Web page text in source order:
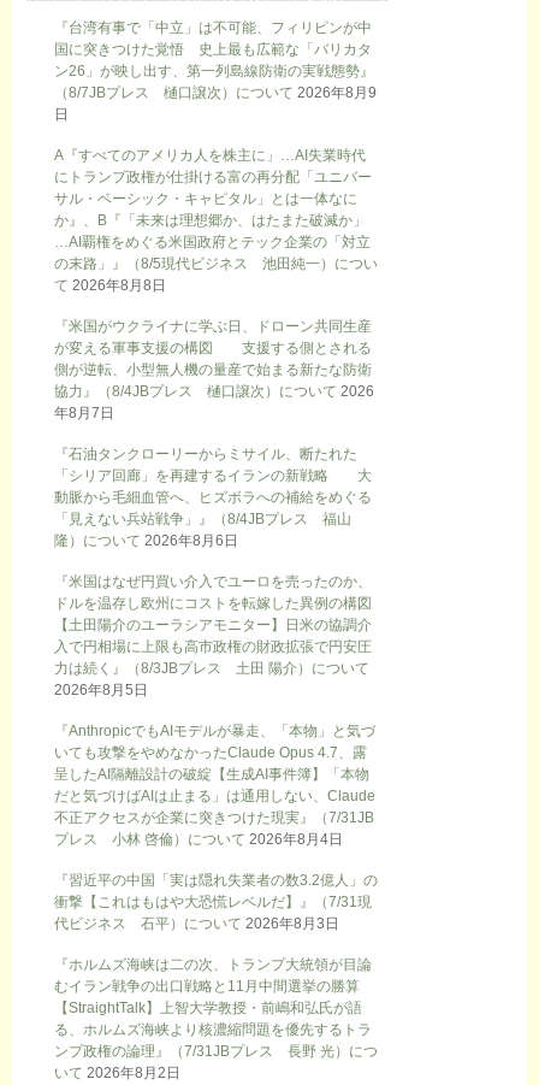
『台湾有事で「中立」は不可能、フィリピンが中
国に突きつけた覚悟 史上最も広範な「バリカタ
ン26」が映し出す、第一列島線防衛の実戦態勢』
（8/7JBプレス 樋口譲次）について 2026年8月9
日
A『すべてのアメリカ人を株主に」…AI失業時代
にトランプ政権が仕掛ける富の再分配「ユニバー
サル・ベーシック・キャピタル」とは一体なに
か』、B『「未来は理想郷か、はたまた破滅か」
…AI覇権をめぐる米国政府とテック企業の「対立
の末路」』（8/5現代ビジネス 池田純一）につい
て 2026年8月8日
『米国がウクライナに学ぶ日、ドローン共同生産
が変える軍事支援の構図 支援する側とされる
側が逆転、小型無人機の量産で始まる新たな防衛
協力』（8/4JBプレス 樋口譲次）について 2026
年8月7日
『石油タンクローリーからミサイル、断たれた
「シリア回廊」を再建するイランの新戦略 大
動脈から毛細血管へ、ヒズボラへの補給をめぐる
「見えない兵站戦争」』（8/4JBプレス 福山
隆）について 2026年8月6日
『米国はなぜ円買い介入でユーロを売ったのか、
ドルを温存し欧州にコストを転嫁した異例の構図
【土田陽介のユーラシアモニター】日米の協調介
入で円相場に上限も高市政権の財政拡張で円安圧
力は続く』（8/3JBプレス 土田 陽介）について
2026年8月5日
『AnthropicでもAIモデルが暴走、「本物」と気づ
いても攻撃をやめなかったClaude Opus 4.7、露
呈したAI隔離設計の破綻【生成AI事件簿】「本物
だと気づけばAIは止まる」は通用しない、Claude
不正アクセスが企業に突きつけた現実』（7/31JB
プレス 小林 啓倫）について 2026年8月4日
『習近平の中国「実は隠れ失業者の数3.2億人」の
衝撃【これはもはや大恐慌レベルだ】』（7/31現
代ビジネス 石平）について 2026年8月3日
『ホルムズ海峡は二の次、トランプ大統領が目論
むイラン戦争の出口戦略と11月中間選挙の勝算
【StraightTalk】上智大学教授・前嶋和弘氏が語
る、ホルムズ海峡より核濃縮問題を優先するトラ
ンプ政権の論理』（7/31JBプレス 長野 光）につ
いて 2026年8月2日